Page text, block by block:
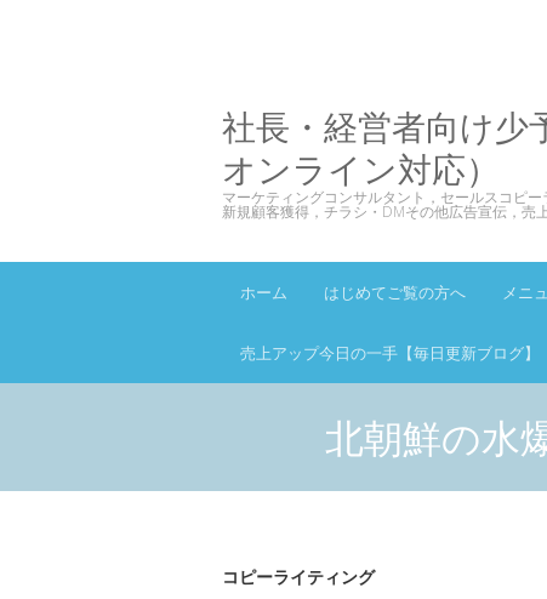
社長・経営者向け少
オンライン対応）
マーケティングコンサルタント，セールスコピ
新規顧客獲得，チラシ・DMその他広告宣伝，売
ホーム はじめてご覧の方へ メニ
売上アップ今日の一手【毎日更新ブログ】
北朝鮮の水
コピーライティング